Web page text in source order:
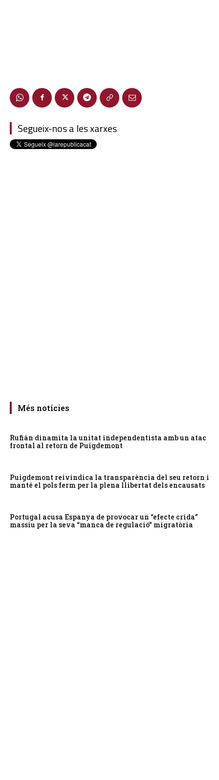
Segueix-nos a les xarxes
Més notícies
Rufián dinamita la unitat independentista amb un atac
frontal al retorn de Puigdemont
Puigdemont reivindica la transparència del seu retorn i
manté el pols ferm per la plena llibertat dels encausats
Portugal acusa Espanya de provocar un “efecte crida”
massiu per la seva “manca de regulació” migratòria